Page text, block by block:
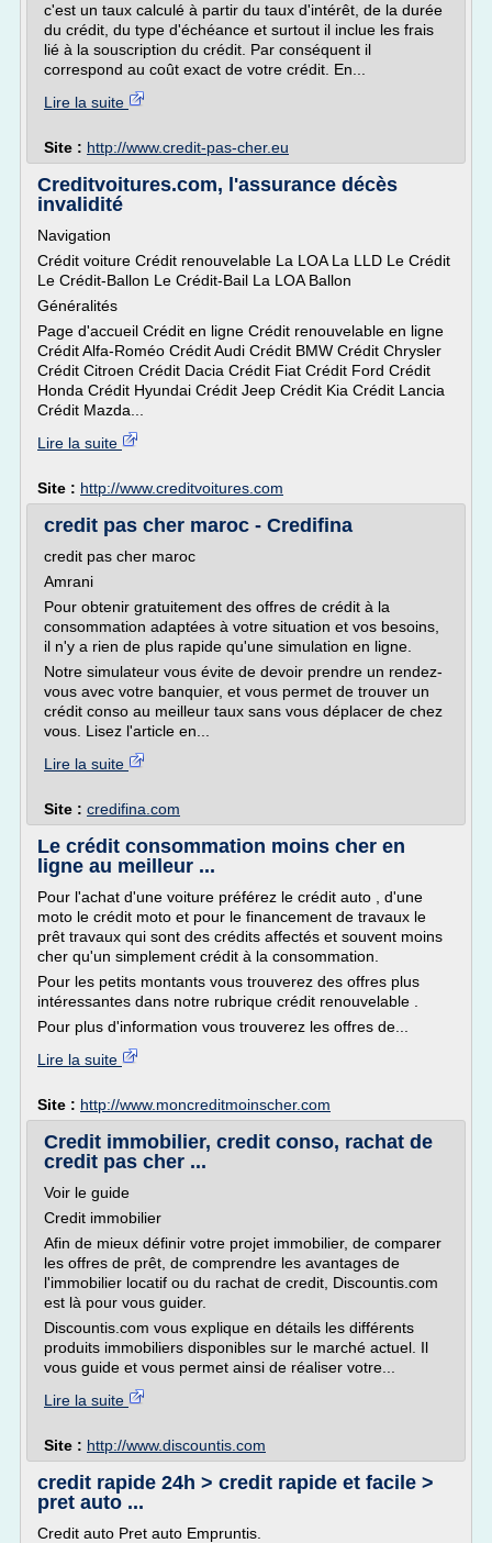
c'est un taux calculé à partir du taux d'intérêt, de la durée
du crédit, du type d'échéance et surtout il inclue les frais
lié à la souscription du crédit. Par conséquent il
correspond au coût exact de votre crédit. En...
Lire la suite
Site : http://www.credit-pas-cher.eu
Creditvoitures.com, l'assurance décès
invalidité
Navigation
Crédit voiture Crédit renouvelable La LOA La LLD Le Crédit
Le Crédit-Ballon Le Crédit-Bail La LOA Ballon
Généralités
Page d'accueil Crédit en ligne Crédit renouvelable en ligne
Crédit Alfa-Roméo Crédit Audi Crédit BMW Crédit Chrysler
Crédit Citroen Crédit Dacia Crédit Fiat Crédit Ford Crédit
Honda Crédit Hyundai Crédit Jeep Crédit Kia Crédit Lancia
Crédit Mazda...
Lire la suite
Site : http://www.creditvoitures.com
credit pas cher maroc - Credifina
credit pas cher maroc
Amrani
Pour obtenir gratuitement des offres de crédit à la
consommation adaptées à votre situation et vos besoins,
il n'y a rien de plus rapide qu'une simulation en ligne.
Notre simulateur vous évite de devoir prendre un rendez-
vous avec votre banquier, et vous permet de trouver un
crédit conso au meilleur taux sans vous déplacer de chez
vous. Lisez l'article en...
Lire la suite
Site : credifina.com
Le crédit consommation moins cher en
ligne au meilleur ...
Pour l'achat d'une voiture préférez le crédit auto , d'une
moto le crédit moto et pour le financement de travaux le
prêt travaux qui sont des crédits affectés et souvent moins
cher qu'un simplement crédit à la consommation.
Pour les petits montants vous trouverez des offres plus
intéressantes dans notre rubrique crédit renouvelable .
Pour plus d'information vous trouverez les offres de...
Lire la suite
Site : http://www.moncreditmoinscher.com
Credit immobilier, credit conso, rachat de
credit pas cher ...
Voir le guide
Credit immobilier
Afin de mieux définir votre projet immobilier, de comparer
les offres de prêt, de comprendre les avantages de
l'immobilier locatif ou du rachat de credit, Discountis.com
est là pour vous guider.
Discountis.com vous explique en détails les différents
produits immobiliers disponibles sur le marché actuel. Il
vous guide et vous permet ainsi de réaliser votre...
Lire la suite
Site : http://www.discountis.com
credit rapide 24h > credit rapide et facile >
pret auto ...
Credit auto Pret auto Empruntis.